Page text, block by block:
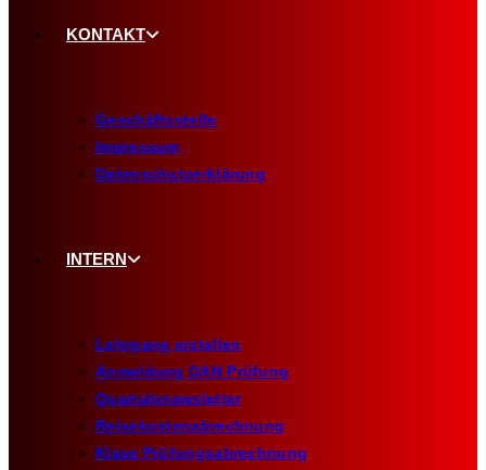
KONTAKT
Geschäftsstelle
Impressum
Datenschutzerklärung
INTERN
Lehrgang erstellen
Anmeldung DAN Prüfung
Quartalsnewsletter
Reisekostenabrechnung
Klase Prüfungsabrechnung